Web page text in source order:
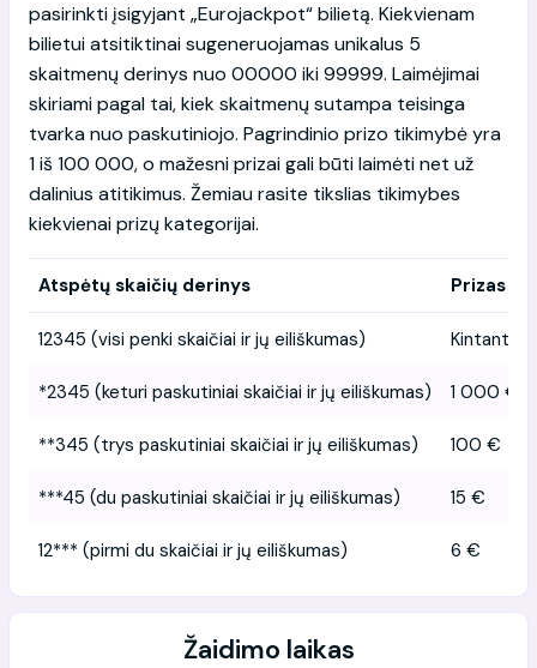
pasirinkti įsigyjant „Eurojackpot“ bilietą. Kiekvienam
bilietui atsitiktinai sugeneruojamas unikalus 5
skaitmenų derinys nuo 00000 iki 99999. Laimėjimai
skiriami pagal tai, kiek skaitmenų sutampa teisinga
tvarka nuo paskutiniojo. Pagrindinio prizo tikimybė yra
1 iš 100 000, o mažesni prizai gali būti laimėti net už
dalinius atitikimus. Žemiau rasite tikslias tikimybes
kiekvienai prizų kategorijai.
Atspėtų skaičių derinys Prizas
12345 (visi penki skaičiai ir jų eiliškumas) Kintantis
*2345 (keturi paskutiniai skaičiai ir jų eiliškumas) 1 000 €
**345 (trys paskutiniai skaičiai ir jų eiliškumas) 100 €
***45 (du paskutiniai skaičiai ir jų eiliškumas) 15 €
12*** (pirmi du skaičiai ir jų eiliškumas) 6 €
Žaidimo laikas